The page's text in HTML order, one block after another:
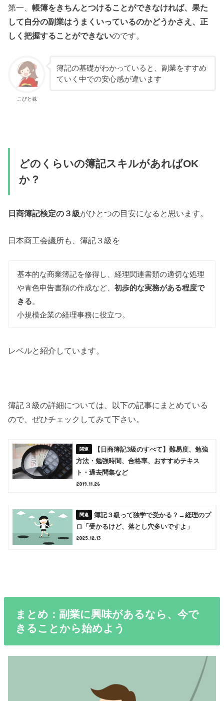
第一、帳簿をきちんとつけることができなければ、果た
して自分の副業はうまくいっているのかどうかさえ、正
しく把握することができないのです。
こびと株
簿記の基礎がわかっていると、副業をすすめ
ていく中での安心感が違います
どのくらいの簿記スキルがあればOK
か？
日商簿記検定の３級がひとつの目安になると思います。
日本商工会議所も、簿記３級を
基本的な商業簿記を修得し、経理関連書類の適切な処理
や青色申告書類の作成など、初歩的な実務がある程度で
きる。
小規模企業の経理事務に役立つ。
レベルと紹介しています。
簿記３級の詳細については、以下の記事にまとめている
ので、ぜひチェックしてみて下さい。
【日商簿記3級のすべて】難易度、勉強
方法・勉強時間、合格率、おすすめテキス
ト・過去問集など
2019.11.26
簿記３級って独学で受かる？→経理のプ
ロ「受かるけど、落とし穴多いですよ」
2025.12.13
まとめ：副業に興味があるなら、今で
きることから始めよう